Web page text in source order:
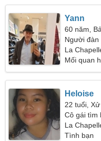
Yann
60 năm,
Người đàn
La
Mối quan
Heloise
22 tuổi,
Cô gái tìm
La
Tình bạn